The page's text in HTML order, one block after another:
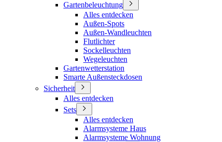
Gartenbeleuchtung
Alles entdecken
Außen-Spots
Außen-Wandleuchten
Flutlichter
Sockelleuchten
Wegeleuchten
Gartenwetterstation
Smarte Außensteckdosen
Sicherheit
Alles entdecken
Sets
Alles entdecken
Alarmsysteme Haus
Alarmsysteme Wohnung